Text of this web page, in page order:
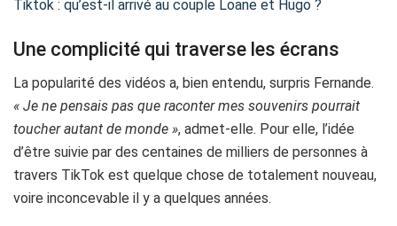
Tiktok : qu’est-il arrivé au couple Loane et Hugo ?
Une complicité qui traverse les écrans
La popularité des vidéos a, bien entendu, surpris Fernande.
« Je ne pensais pas que raconter mes souvenirs pourrait
toucher autant de monde », admet-elle. Pour elle, l’idée
d’être suivie par des centaines de milliers de personnes à
travers TikTok est quelque chose de totalement nouveau,
voire inconcevable il y a quelques années.